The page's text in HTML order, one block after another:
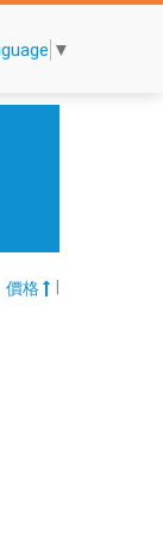
▼
價格